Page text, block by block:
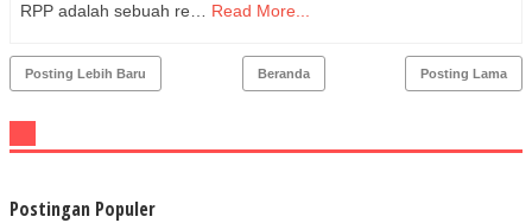
RPP adalah sebuah re… Read More...
Posting Lebih Baru Posting Lama
Beranda
Postingan Populer